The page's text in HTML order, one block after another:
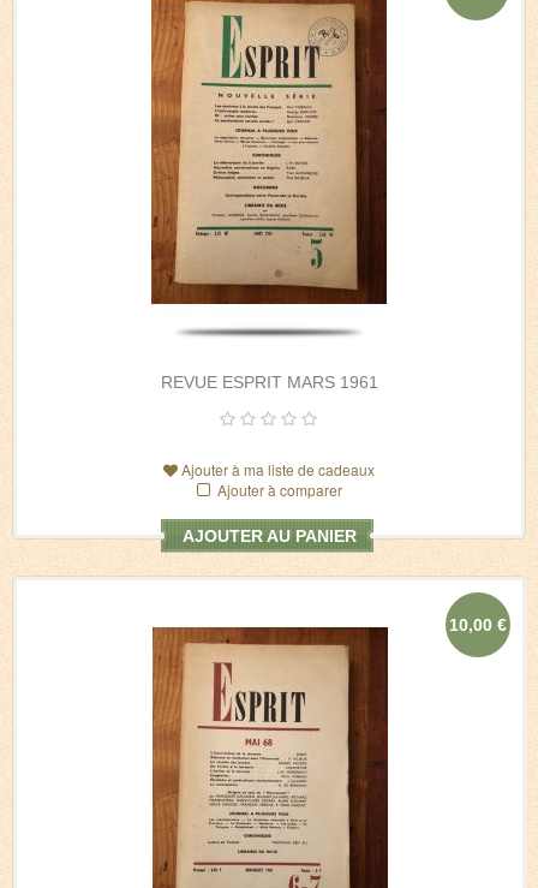
REVUE ESPRIT MARS 1961
Ajouter à ma liste de cadeaux
Ajouter à comparer
AJOUTER AU PANIER
10,00 €